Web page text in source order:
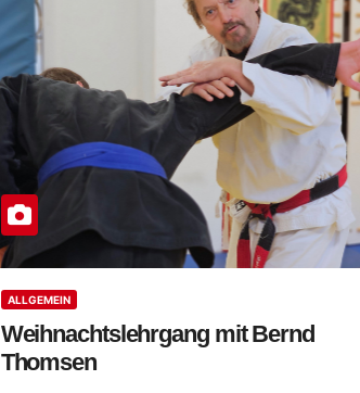
ALLGEMEIN
Weihnachtslehrgang mit Bernd
Thomsen